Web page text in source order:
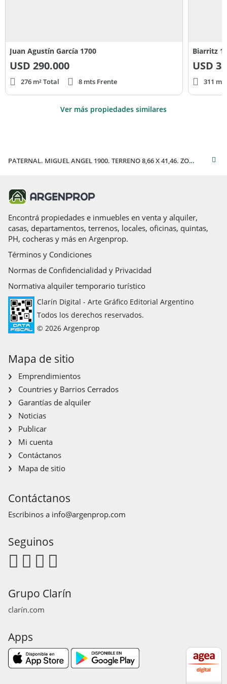
Juan Agustín García 1700
USD 290.000
276 m² Total 8 mts Frente
Biarritz
USD
311
Ver más propiedades similares
PATERNAL. MIGUEL ANGEL 1900. TERRENO 8,66 X 41,46. ZONIF U.S.A.B.1
Encontrá propiedades e inmuebles en venta y alquiler,
casas, departamentos, terrenos, locales, oficinas, quintas,
PH, cocheras y más en Argenprop.
Términos y Condiciones
Normas de Confidencialidad y Privacidad
Normativa alquiler temporario turístico
Clarín Digital - Arte Gráfico Editorial Argentino
Todos los derechos reservados.
© 2026 Argenprop
Mapa de sitio
Emprendimientos
Countries y Barrios Cerrados
Garantías de alquiler
Noticias
Publicar
Mi cuenta
Contáctanos
Mapa de sitio
Contáctanos
Escribinos a info@argenprop.com
Seguinos
Grupo Clarín
clarín.com
Apps